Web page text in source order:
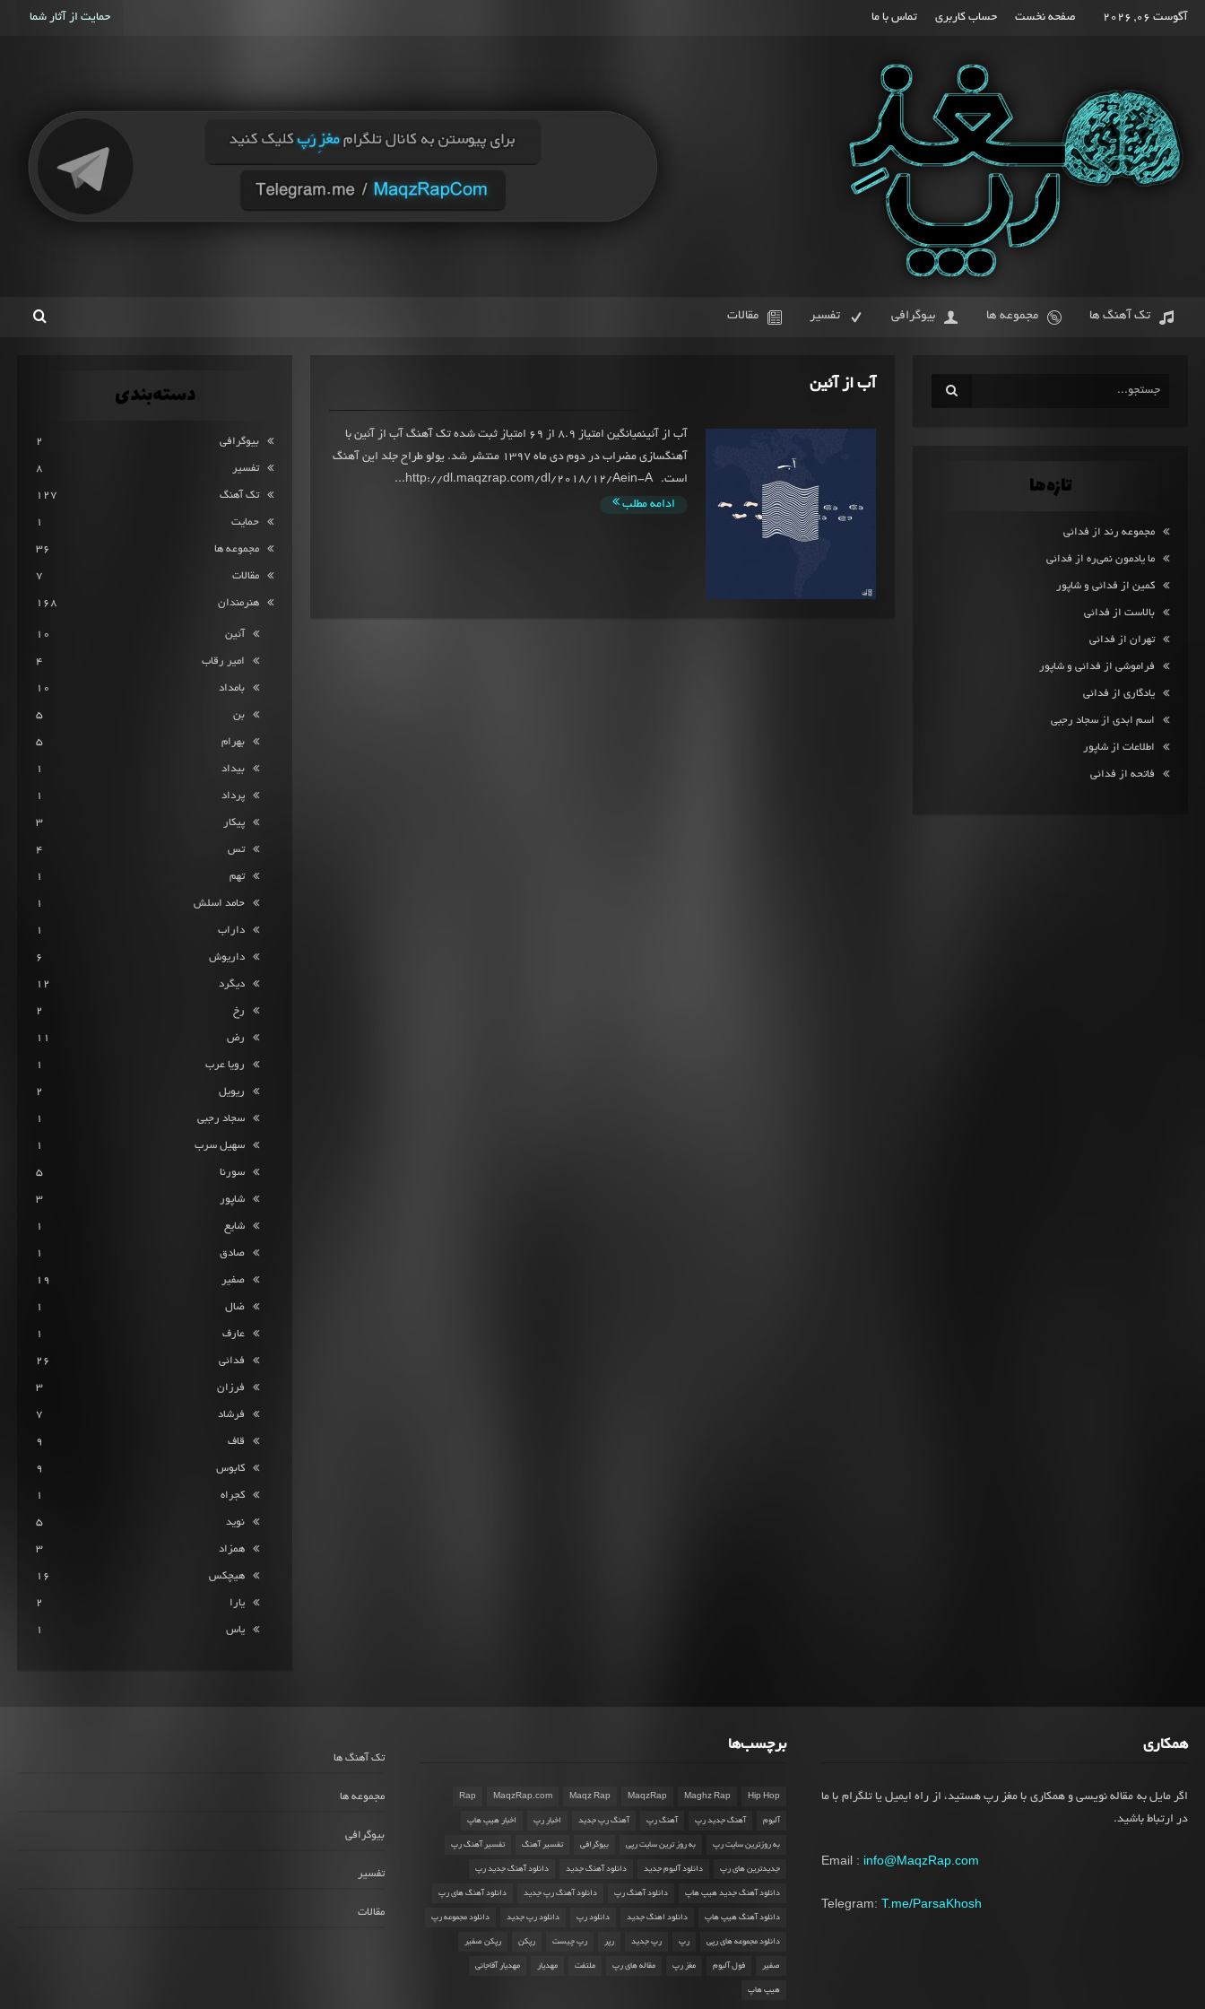
آگوست 06, 2026 حمایت از آثار شما صفحه نخست حساب کاربری تماس با ما
تک آهنگ ها مجموعه ها بیوگرافی تفسیر مقالات
آب از آئین
آب از آئینمیانگین امتیاز 8.9 از 69 امتیاز ثبت شده تک آهنگ آب از آئین با
آهنگسازی مضراب در دوم دی ماه 1397 منتشر شد. یولو طراح جلد این آهنگ
است. http://dl.maqzrap.com/dl/2018/12/Aein-A...
ادامه مطلب
دسته‌بندی
بیوگرافی 2
تفسیر 8
تک آهنگ 127
حمایت 1
مجموعه ها 36
مقالات 7
هنرمندان 168
آئین 10
امیر رقاب 4
بامداد 10
بن 5
بهرام 5
بیداد 1
پرداد 1
پیکار 3
تس 4
تهم 1
حامد اسلش 1
داراب 1
داریوش 6
دیگرد 12
رخ 2
رض 11
رویا عرب 1
ریویل 2
سجاد رجبی 1
سهیل سرب 1
سورنا 5
شاپور 3
شایع 1
صادق 1
صفیر 19
ضال 1
عارف 1
فدائی 26
فرزان 3
فرشاد 7
قاف 9
کابوس 9
کجراه 1
نوید 5
همزاد 3
هیچکس 16
یارا 2
یاس 1
تازه‌ها
مجموعه رند از فدائی
ما یادمون نمی‌ره از فدائی
کمین از فدائی و شاپور
بالاست از فدائی
تهران از فدائی
فراموشی از فدائی و شاپور
یادگاری از فدائی
اسم ابدی از سجاد رجبی
اطلاعات از شاپور
فاتحه از فدائی
همکاری
اگر مایل به مقاله نویسی و همکاری با مغز رپ هستید، از راه ایمیل یا تلگرام با ما
در ارتباط باشید.
Email : info@MaqzRap.com
Telegram:T.me/ParsaKhosh
برچسب‌ها
Hip Hop
Maghz Rap
MaqzRap
Maqz Rap
MaqzRap.com
Rap
آلبوم آهنگ جدید رپ آهنگ رپ آهنگ رپ جدید اخبار رپ اخبار هیپ هاپ
به روزترین سایت رپ به روز ترین سایت رپی بیوگرافی تفسیر آهنگ تفسیر آهنگ رپ
جدیدترین های رپ دانلود آلبوم جدید دانلود آهنگ جدید دانلود آهنگ جدید رپ
دانلود آهنگ جدید هیپ هاپ دانلود آهنگ رپ دانلود آهنگ رپ جدید دانلود آهنگ های رپ
دانلود آهنگ هیپ هاپ دانلود اهنگ جدید دانلود رپ دانلود رپ جدید دانلود مجموعه رپ
دانلود مجموعه های رپی رپ رپ جدید رپر رپ چیست رپکن رپکن صفیر
صفیر فول آلبوم مغز رپ مقاله های رپ ملتفت مهدیار مهدیار آقاجانی
هیپ هاپ
تک آهنگ ها
مجموعه ها
بیوگرافی
تفسیر
مقالات